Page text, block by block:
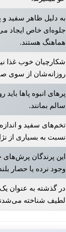
به دلیل ظاهر سفید
جلوه‌ای خاص ایجاد
هماهنگ‌ هستند.
شکارچیان خوب غذا
روزانه‌شان از سوی
پرهای انبوه پاها
سالم بمانند.
تخم‌های سفید و
نسبت به بسیاری از
این پرندگان پرش‌های
وجود نرده یا حصار
در گذشته به عنوان یک
لطیف شناخته